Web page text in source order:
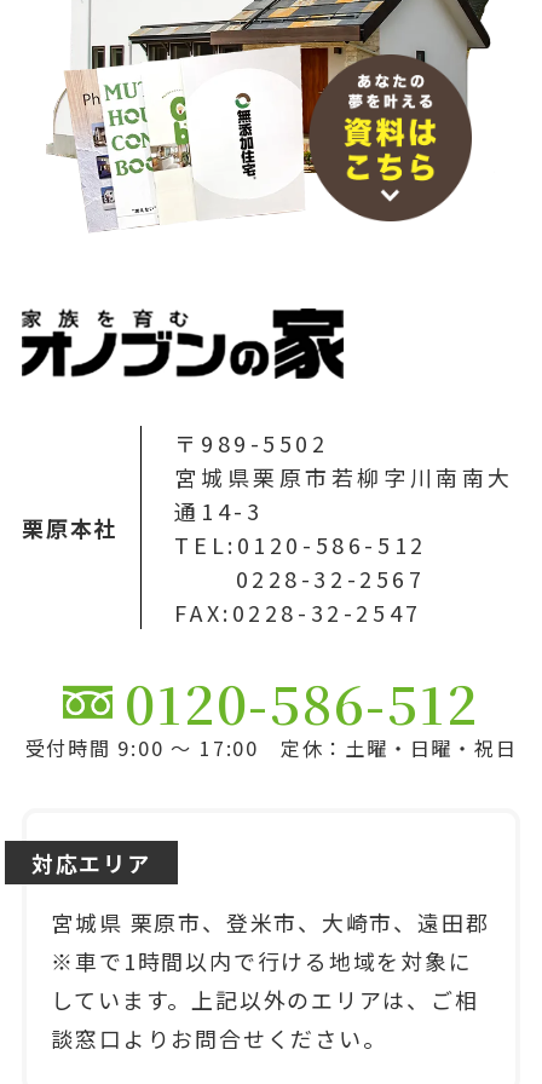
栗原本社
〒989-5502
宮城県栗原市若柳字川南南大
通14-3
TEL:0120-586-512
0228-32-2567
FAX:0228-32-2547
0120-586-512
受付時間 9:00 ～ 17:00 定休：土曜・日曜・祝日
対応エリア
宮城県 栗原市、登米市、大崎市、遠田郡
※車で1時間以内で行ける地域を対象に
しています。上記以外のエリアは、ご相
談窓口よりお問合せください。